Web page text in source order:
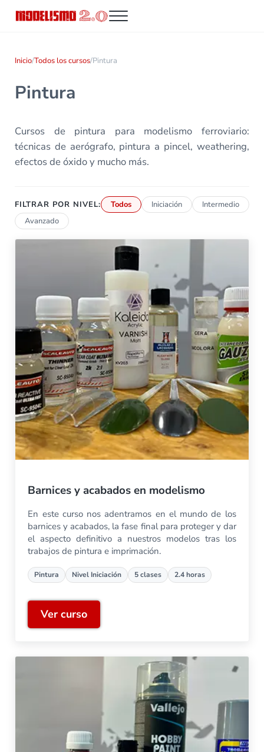
Menu
Inicio/Todos los cursos/Pintura
Pintura
Cursos de pintura para modelismo ferroviario:
técnicas de aerógrafo, pintura a pincel, weathering,
efectos de óxido y mucho más.
FILTRAR POR NIVEL: Todos Iniciación
Intermedio
Avanzado
Barnices y acabados en modelismo
En este curso nos adentramos en el mundo de los
barnices y acabados, la fase final para proteger y dar
el aspecto definitivo a nuestros modelos tras los
trabajos de pintura e imprimación.
Pintura Nivel Iniciación 5 clases 2.4 horas
Ver cursoBarnices y acabados en modelismo